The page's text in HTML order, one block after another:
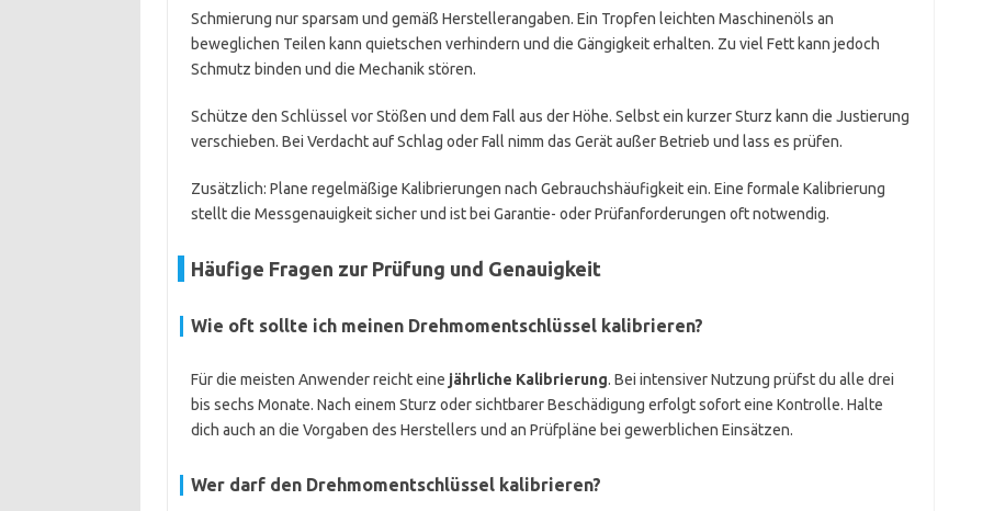
Schmierung nur sparsam und gemäß Herstellerangaben. Ein Tropfen leichten Maschinenöls an
beweglichen Teilen kann quietschen verhindern und die Gängigkeit erhalten. Zu viel Fett kann jedoch
Schmutz binden und die Mechanik stören.
Schütze den Schlüssel vor Stößen und dem Fall aus der Höhe. Selbst ein kurzer Sturz kann die Justierung
verschieben. Bei Verdacht auf Schlag oder Fall nimm das Gerät außer Betrieb und lass es prüfen.
Zusätzlich: Plane regelmäßige Kalibrierungen nach Gebrauchshäufigkeit ein. Eine formale Kalibrierung
stellt die Messgenauigkeit sicher und ist bei Garantie- oder Prüfanforderungen oft notwendig.
Häufige Fragen zur Prüfung und Genauigkeit
Wie oft sollte ich meinen Drehmomentschlüssel kalibrieren?
Für die meisten Anwender reicht eine jährliche Kalibrierung. Bei intensiver Nutzung prüfst du alle drei
bis sechs Monate. Nach einem Sturz oder sichtbarer Beschädigung erfolgt sofort eine Kontrolle. Halte
dich auch an die Vorgaben des Herstellers und an Prüfpläne bei gewerblichen Einsätzen.
Wer darf den Drehmomentschlüssel kalibrieren?